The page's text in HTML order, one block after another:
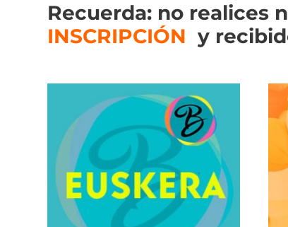
Recuerda: no realices
INSCRIPCIÓN y